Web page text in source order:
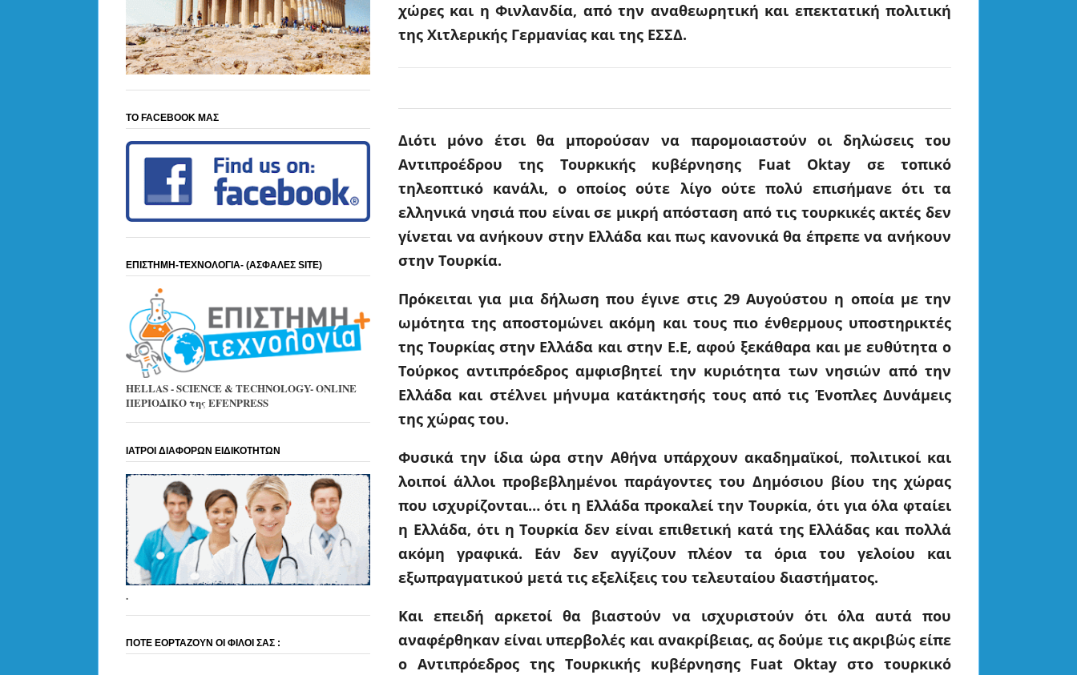
χώρες και η Φινλανδία, από την αναθεωρητική και επεκτατική πολιτική
της Χιτλερικής Γερμανίας και της ΕΣΣΔ.
Διότι μόνο έτσι θα μπορούσαν να παρομοιαστούν οι δηλώσεις του
Αντιπροέδρου της Τουρκικής κυβέρνησης Fuat Oktay σε τοπικό
τηλεοπτικό κανάλι, ο οποίος ούτε λίγο ούτε πολύ επισήμανε ότι τα
ελληνικά νησιά που είναι σε μικρή απόσταση από τις τουρκικές ακτές δεν
γίνεται να ανήκουν στην Ελλάδα και πως κανονικά θα έπρεπε να ανήκουν
στην Τουρκία.
Πρόκειται για μια δήλωση που έγινε στις 29 Αυγούστου η οποία με την
ωμότητα της αποστομώνει ακόμη και τους πιο ένθερμους υποστηρικτές
της Τουρκίας στην Ελλάδα και στην Ε.Ε, αφού ξεκάθαρα και με ευθύτητα ο
Τούρκος αντιπρόεδρος αμφισβητεί την κυριότητα των νησιών από την
Ελλάδα και στέλνει μήνυμα κατάκτησής τους από τις Ένοπλες Δυνάμεις
της χώρας του.
Φυσικά την ίδια ώρα στην Αθήνα υπάρχουν ακαδημαϊκοί, πολιτικοί και
λοιποί άλλοι προβεβλημένοι παράγοντες του Δημόσιου βίου της χώρας
που ισχυρίζονται… ότι η Ελλάδα προκαλεί την Τουρκία, ότι για όλα φταίει
η Ελλάδα, ότι η Τουρκία δεν είναι επιθετική κατά της Ελλάδας και πολλά
ακόμη γραφικά. Εάν δεν αγγίζουν πλέον τα όρια του γελοίου και
εξωπραγματικού μετά τις εξελίξεις του τελευταίου διαστήματος.
Και επειδή αρκετοί θα βιαστούν να ισχυριστούν ότι όλα αυτά που
αναφέρθηκαν είναι υπερβολές και ανακρίβειας, ας δούμε τις ακριβώς είπε
ο Αντιπρόεδρος της Τουρκικής κυβέρνησης Fuat Oktay στο τουρκικό
ΤΟ FACEBOOK ΜΑΣ
ΕΠΙΣΤΗΜΗ-ΤΕΧΝΟΛΟΓΙΑ- (ΑΣΦΑΛΕΣ SITE)
HELLAS - SCIENCE & TECHNOLOGY- ONLINE
ΠΕΡΙΟΔΙΚΟ της EFENPRESS
ΙΑΤΡΟΙ ΔΙΑΦΟΡΩΝ ΕΙΔΙΚΟΤΗΤΩΝ
.
ΠΟΤΕ ΕΟΡΤΑΖΟΥΝ ΟΙ ΦΙΛΟΙ ΣΑΣ :